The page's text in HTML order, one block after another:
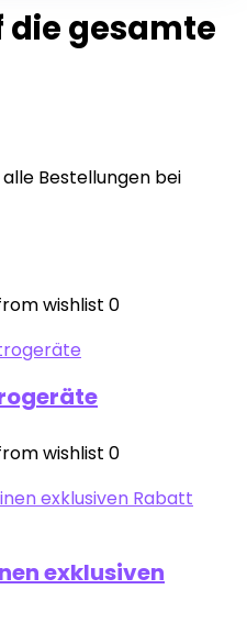
die gesamte
Bestellungen bei
wishlist 0
wishlist 0
exklusiven